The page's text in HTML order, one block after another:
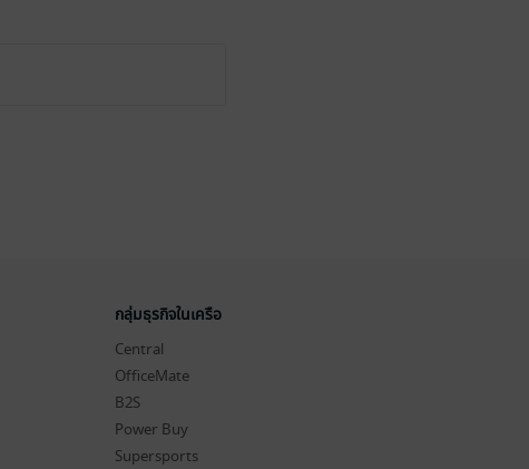
กลุ่มธุรกิจในเครือ
Central
OfficeMate
B2S
Power Buy
Supersports